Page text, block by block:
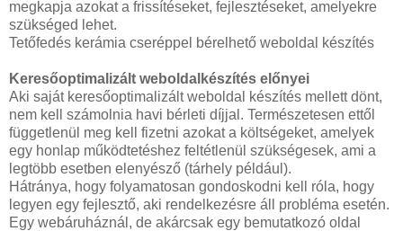
megkapja azokat a frissítéseket, fejlesztéseket, amelyekre
szükséged lehet.
Tetőfedés kerámia cseréppel bérelhető weboldal készítés
Keresőoptimalizált weboldalkészítés előnyei
Aki saját keresőoptimalizált weboldal készítés mellett dönt,
nem kell számolnia havi bérleti díjjal. Természetesen ettől
függetlenül meg kell fizetni azokat a költségeket, amelyek
egy honlap működtetéshez feltétlenül szükségesek, ami a
legtöbb esetben elenyésző (tárhely például).
Hátránya, hogy folyamatosan gondoskodni kell róla, hogy
legyen egy fejlesztő, aki rendelkezésre áll probléma esetén.
Egy webáruháznál, de akárcsak egy bemutatkozó oldal